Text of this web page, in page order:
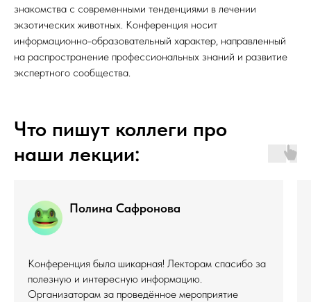
знакомства с современными тенденциями в лечении
экзотических животных. Конференция носит
информационно-образовательный характер, направленный
на распространение профессиональных знаний и развитие
экспертного сообщества.
Что пишут коллеги про
наши лекции:
Полина Сафронова
Конференция была шикарная! Лекторам спасибо за
полезную и интересную информацию.
Организаторам за проведённое мероприятие